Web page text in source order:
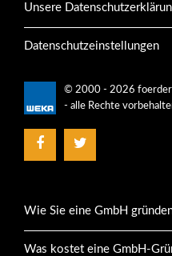
Unsere
Datenschutzeinstellungen
© 2000 - 2026
- alle Rechte
Wie Sie eine GmbH
Was kostet eine GmbH-